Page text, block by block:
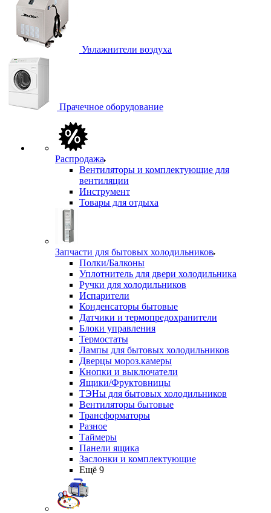
Увлажнители воздуха
Прачечное оборудование
Распродажа
Вентиляторы и комплектующие для
вентиляции
Инструмент
Товары для отдыха
Запчасти для бытовых холодильников
Полки/Балконы
Уплотнитель для двери холодильника
Ручки для холодильников
Испарители
Конденсаторы бытовые
Датчики и термопредохранители
Блоки управления
Термостаты
Лампы для бытовых холодильников
Дверцы мороз.камеры
Кнопки и выключатели
Ящики/Фруктовницы
ТЭНы для бытовых холодильников
Вентиляторы бытовые
Трансформаторы
Разное
Таймеры
Панели ящика
Заслонки и комплектующие
Ещё 9